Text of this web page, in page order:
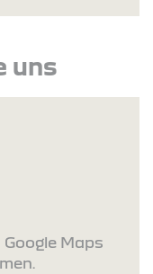
uns
Maps